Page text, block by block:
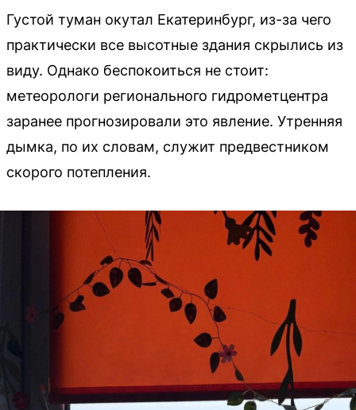
Густой туман окутал Екатеринбург, из-за чего
практически все высотные здания скрылись из
виду. Однако беспокоиться не стоит:
метеорологи регионального гидрометцентра
заранее прогнозировали это явление. Утренняя
дымка, по их словам, служит предвестником
скорого потепления.